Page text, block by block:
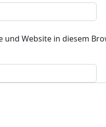
und Website in diesem